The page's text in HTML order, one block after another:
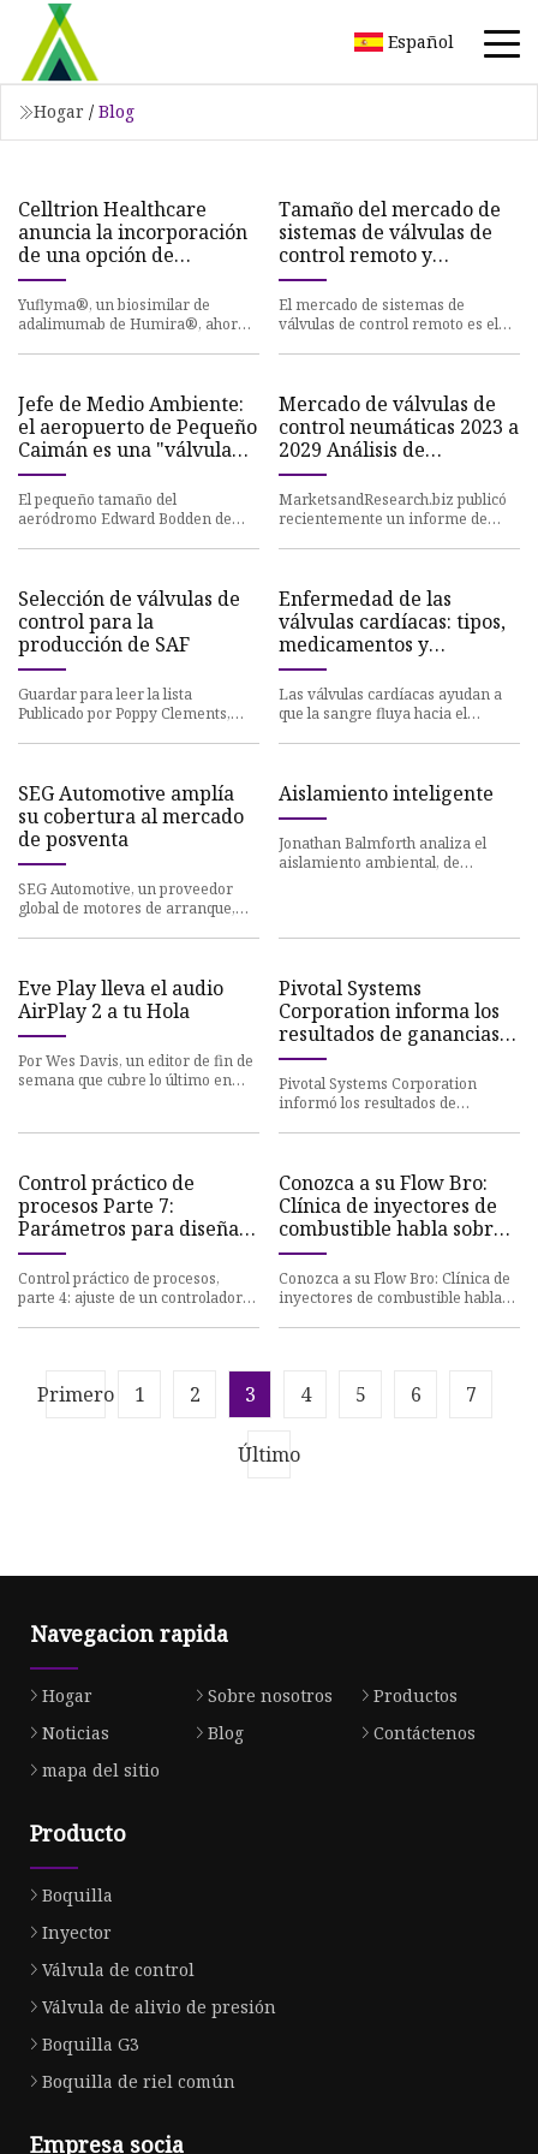
Español
Hogar / Blog
Celltrion Healthcare
anuncia la incorporación
de una opción de
dosificación de Yuflyma®
(adalimumab) de 80 mg,
disponible como auto
Yuflyma®, un biosimilar de
adalimumab de Humira®, ahora
Tamaño del mercado de
sistemas de válvulas de
control remoto y
pronóstico para 2023
El mercado de sistemas de
válvulas de control remoto es el
Jefe de Medio Ambiente:
el aeropuerto de Pequeño
Caimán es una "válvula
de control" del desarrollo
El pequeño tamaño del
aeródromo Edward Bodden de
Mercado de válvulas de
control neumáticas 2023 a
2029 Análisis de
investigación y mejores
jugadores como Emerson,
Flowserve, Zhejiang
MarketsandResearch.biz publicó
recientemente un informe de
Selección de válvulas de
control para la
producción de SAF
Guardar para leer la lista
Publicado por Poppy Clements,
Enfermedad de las
válvulas cardíacas: tipos,
medicamentos y
reparación quirúrgica
Las válvulas cardíacas ayudan a
que la sangre fluya hacia el
SEG Automotive amplía
su cobertura al mercado
de posventa
SEG Automotive, un proveedor
global de motores de arranque,
Aislamiento inteligente
Jonathan Balmforth analiza el
aislamiento ambiental, de
Eve Play lleva el audio
AirPlay 2 a tu Hola
Por Wes Davis, un editor de fin de
semana que cubre lo último en
Pivotal Systems
Corporation informa los
resultados de ganancias
del semestre finalizado el
30 de junio de 2023
Pivotal Systems Corporation
informó los resultados de
Control práctico de
procesos Parte 7:
Parámetros para diseñar
controladores de nivel de
líquidos
Control práctico de procesos,
parte 4: ajuste de un controlador
Conozca a su Flow Bro:
Clínica de inyectores de
combustible habla sobre
inyección
Conozca a su Flow Bro: Clínica de
inyectores de combustible habla
Primero 1 2 3 4 5 6 7
Último
Navegacion rapida
Hogar Sobre nosotros
Productos
Noticias
Blog
Contáctenos
mapa del sitio
Producto
Boquilla
Inyector
Válvula de control
Válvula de alivio de presión
Boquilla G3
Boquilla de riel común
Empresa socia